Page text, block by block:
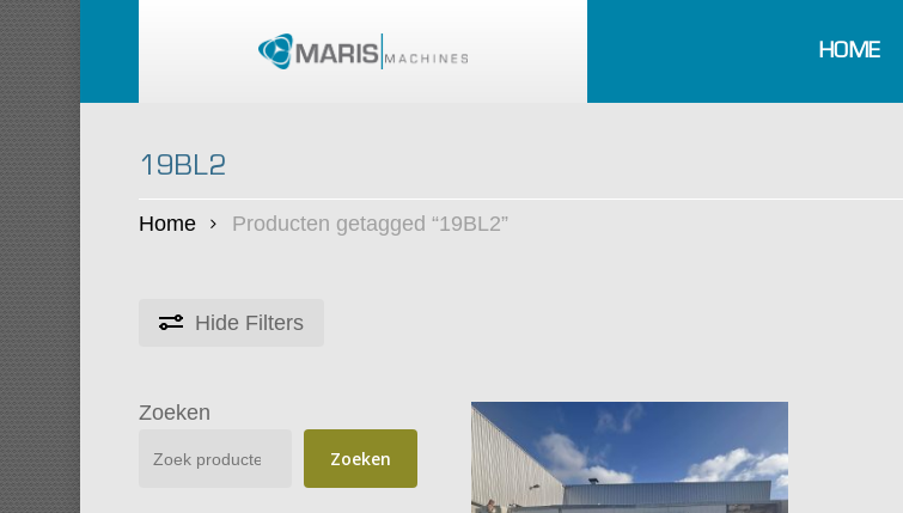
Skip
to
main
content
HOME
19BL2
Home Producten getagged “19BL2”
Hide Filters
Zoeken
Zoeken